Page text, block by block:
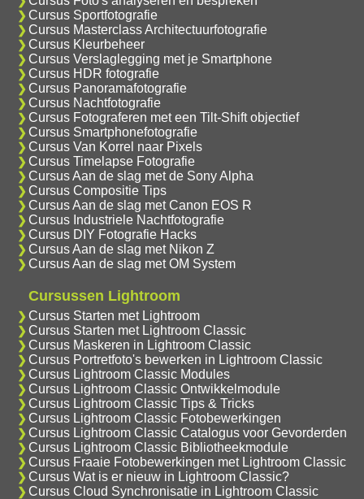
Cursus Sportfotografie
Cursus Masterclass Architectuurfotografie
Cursus Kleurbeheer
Cursus Verslaglegging met je Smartphone
Cursus HDR fotografie
Cursus Panoramafotografie
Cursus Nachtfotografie
Cursus Fotograferen met een Tilt-Shift objectief
Cursus Smartphonefotografie
Cursus Van Korrel naar Pixels
Cursus Timelapse Fotografie
Cursus Aan de slag met de Sony Alpha
Cursus Compositie Tips
Cursus Aan de slag met Canon EOS R
Cursus Industriele Nachtfotografie
Cursus DIY Fotografie Hacks
Cursus Aan de slag met Nikon Z
Cursus Aan de slag met OM System
Cursussen Lightroom
Cursus Starten met Lightroom
Cursus Starten met Lightroom Classic
Cursus Maskeren in Lightroom Classic
Cursus Portretfoto's bewerken in Lightroom Classic
Cursus Lightroom Classic Modules
Cursus Lightroom Classic Ontwikkelmodule
Cursus Lightroom Classic Tips & Tricks
Cursus Lightroom Classic Fotobewerkingen
Cursus Lightroom Classic Catalogus voor Gevorderden
Cursus Lightroom Classic Bibliotheekmodule
Cursus Fraaie Fotobewerkingen met Lightroom Classic
Cursus Wat is er nieuw in Lightroom Classic?
Cursus Cloud Synchronisatie in Lightroom Classic